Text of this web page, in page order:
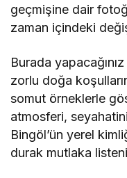
geçmişine dair
zaman içindeki
Burada
zorlu doğa
somut örneklerle
atmosferi,
Bingöl’ün yerel
durak mutlaka